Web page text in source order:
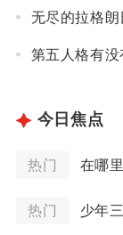
今日焦点
热门
热门